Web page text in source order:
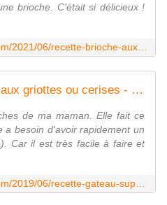
brioche. C'était si délicieux !
Gâteau super moelleux aux griottes ou cerises - www.sucreetepices.com
de ma maman. Elle fait ce
a besoin d'avoir rapidement un
Car il est très facile à faire et